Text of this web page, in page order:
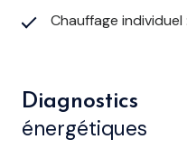
Chauffage
Diagnostics
énergétiques